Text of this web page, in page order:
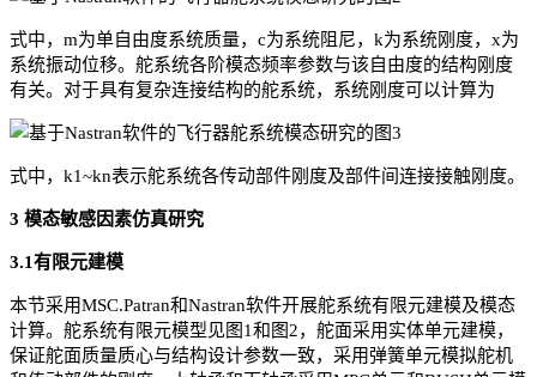
式中，m为单自由度系统质量，c为系统阻尼，k为系统刚度，x为
系统振动位移。舵系统各阶模态频率参数与该自由度的结构刚度
有关。对于具有复杂连接结构的舵系统，系统刚度可以计算为
式中，k1~kn表示舵系统各传动部件刚度及部件间连接接触刚度。
3 模态敏感因素仿真研究
3.1有限元建模
本节采用MSC.Patran和Nastran软件开展舵系统有限元建模及模态
计算。舵系统有限元模型见图1和图2，舵面采用实体单元建模，
保证舵面质量质心与结构设计参数一致，采用弹簧单元模拟舵机